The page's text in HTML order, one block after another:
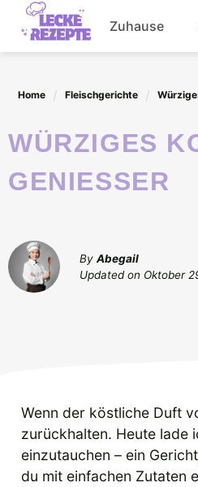
Skip
content
Zuhause
Home Fleischgerichte
WÜRZIGES KOKOSNUSS-HÄHNCHEN-CURRY FÜR ECHTE
GENIESSER
By Abegail
Updated on Oktober
Wenn der köstliche Duft
zurückhalten. Heute lade
einzutauchen – ein
du mit einfachen Zutaten